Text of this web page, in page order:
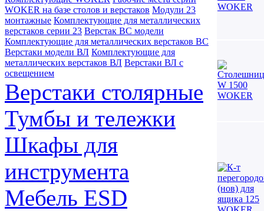
WOKER на базе столов и верстаков Модули 23
монтажные Комплектующие для металлических
верстаков серии 23 Верстак ВС модели
Комплектующие для металлических верстаков ВС
Верстаки модели ВЛ Комплектующие для
металлических верстаков ВЛ Верстаки ВЛ с
освещением
Верстаки столярные
Тумбы и тележки
Шкафы для
инструмента
Мебель ESD